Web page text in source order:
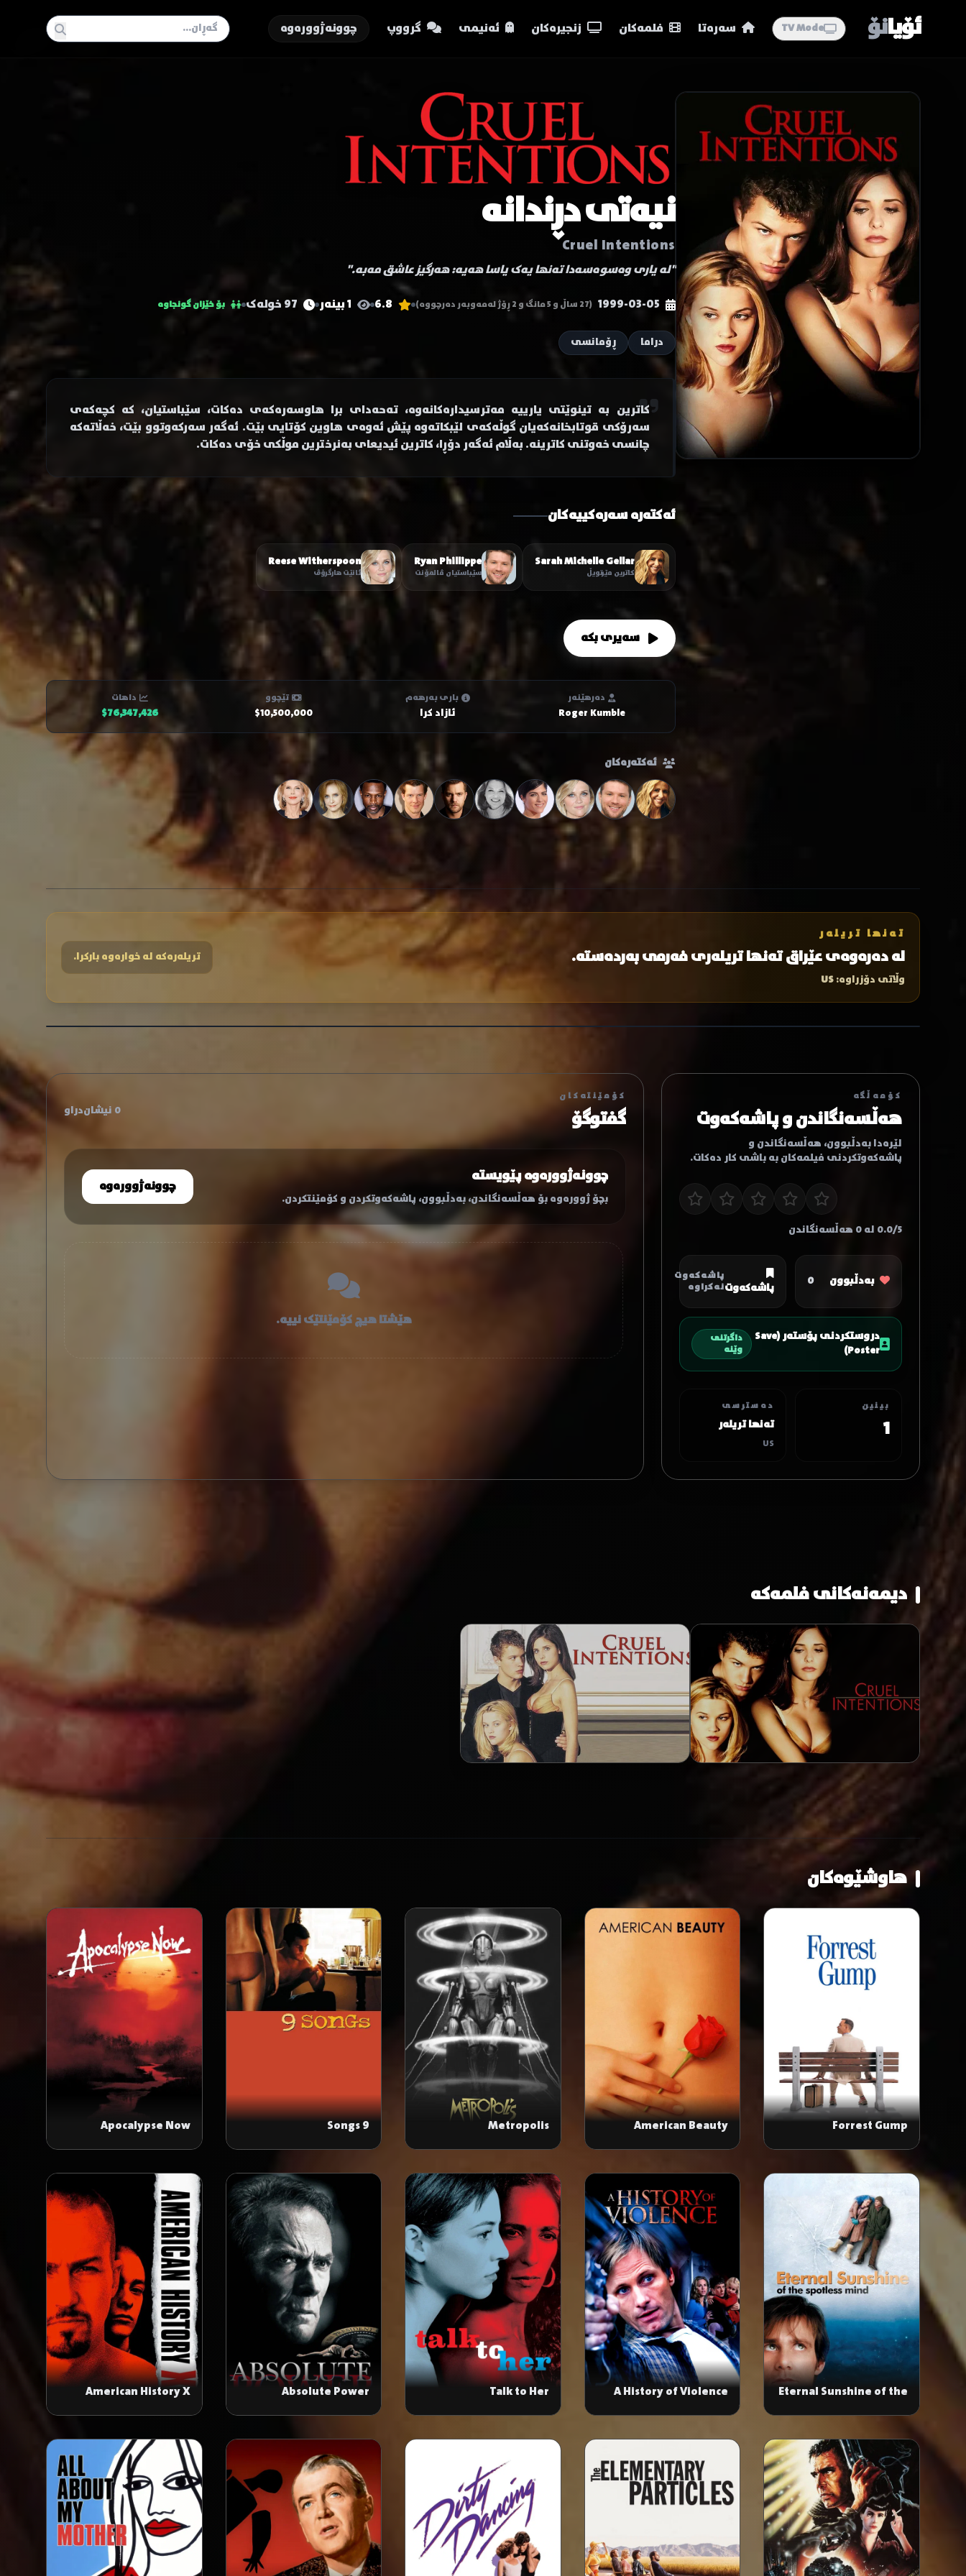
ئۆیانۆ TV Mode سەرەتا فلمەکان زنجیرەکان ئەنیمی گرووپ چوونەژوورەوە
نیەتی دڕندانە
Cruel Intentions
"لە یاری وەسوەسەدا تەنها یەک یاسا هەیە: هەرگیز عاشق مەبە."
1999-03-05 (27 ساڵ و 5 مانگ و 2 ڕۆژ لەمەوبەر دەرچووە) 6.8 1 بینەر 97 خولەک بۆ خێزان گونجاوە
دراما ڕۆمانسی
کاترین بە تینوێتی یارییە مەترسیدارەکانەوە، تەحەدای برا ھاوسەرەکەی دەکات، سێباستیان، کە کچەکەی
سەرۆکی قوتابخانەکەیان گوڵەکەی لێبکاتەوە پێش ئەوەی هاوین کۆتایی بێت. ئەگەر سەرکەوتوو بێت، خەڵاتەکە
چانسی خەوتنی کاترینە. بەڵام ئەگەر دۆڕا، کاترین ئیدیعای بەنرخترین موڵکی خۆی دەکات.
ئەکتەرە سەرەکییەکان
Sarah Michelle Gellar
کاترین مێرتویڵ
Ryan Phillippe
سێباستیان ڤالمۆنت
Reese Witherspoon
ئانێت هارگرۆڤ
سەیری بکە
دەرهێنەر
Roger Kumble
باری بەرهەم
ئازاد کرا
تێچوو
$10,500,000
داهات
$76,347,426
ئەکتەرەکان
تەنها تریلەر
لە دەرەوەی عێراق تەنها تریلەری فەرمی بەردەستە.
وڵاتی دۆزراوە:US
تریلەرەکە لە خوارەوە بارکرا.
کۆمەڵگە
هەڵسەنگاندن و پاشەکەوت
لێرەدا بەدڵبوون، هەڵسەنگاندن و
پاشەکەوتکردنی فیلمەکان بە باشی کار دەکات.
0.0/5 لە 0 هەڵسەنگاندن
بەدڵبوون 0 پاشەکەوت
پاشەکەوت
نەکراوە
دروستکردنی پۆستەر (Save
Poster)
داگرتنی
وێنە
بینین
1
دەسترسی
تەنها تریلەر
US
کۆمێنتەکان
گفتوگۆ 0 نیشان‌دراو
چوونەژوورەوە پێویستە
بچۆ ژوورەوە بۆ هەڵسەنگاندن، بەدڵبوون، پاشەکەوتکردن و کۆمێنتکردن.
چوونەژوورەوە
هێشتا هیچ کۆمێنتێک نییە.
دیمەنەکانی فلمەکە
هاوشێوەکان
Forrest Gump
American Beauty
Metropolis
9 Songs
Apocalypse Now
Eternal Sunshine of the
A History of Violence
Talk to Her
Absolute Power
American History X